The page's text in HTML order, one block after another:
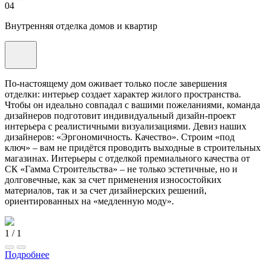
04
Внутренняя отделка домов и квартир
По-настоящему дом оживает только после завершения
отделки: интерьер создает характер жилого пространства.
Чтобы он идеально совпадал с вашими пожеланиями, команда
дизайнеров подготовит индивидуальный дизайн-проект
интерьера с реалистичными визуализациями. Девиз наших
дизайнеров: «Эргономичность. Качество». Строим «под
ключ» – вам не придётся проводить выходные в строительных
магазинах. Интерьеры с отделкой премиального качества от
СК «Гамма Строительства» – не только эстетичные, но и
долговечные, как за счет применения износостойких
материалов, так и за счет дизайнерских решений,
ориентированных на «медленную моду».
1 / 1
Подробнее